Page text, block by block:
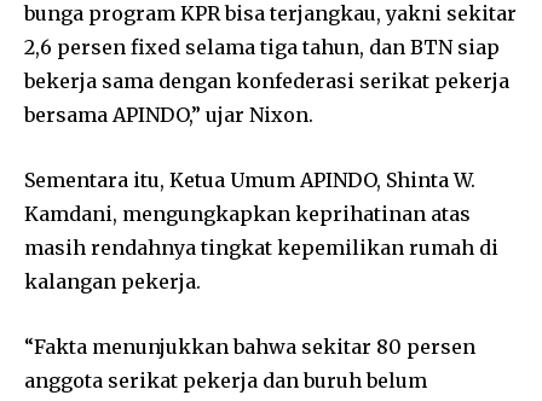
bunga program KPR bisa terjangkau, yakni sekitar
2,6 persen fixed selama tiga tahun, dan BTN siap
bekerja sama dengan konfederasi serikat pekerja
bersama APINDO,” ujar Nixon.
Sementara itu, Ketua Umum APINDO, Shinta W.
Kamdani, mengungkapkan keprihatinan atas
masih rendahnya tingkat kepemilikan rumah di
kalangan pekerja.
“Fakta menunjukkan bahwa sekitar 80 persen
anggota serikat pekerja dan buruh belum